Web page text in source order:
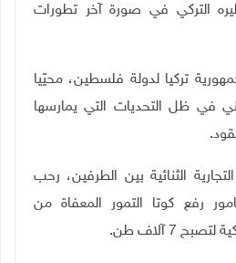
التركي في صورة آخر تطورات
تركيا لدولة فلسطين، محيّيا
في ظل التحديات التي يمارسها
الثنائية بين الطرفين، رحب
رفع كوتا التمور المعفاة من
7 آلاف طن.